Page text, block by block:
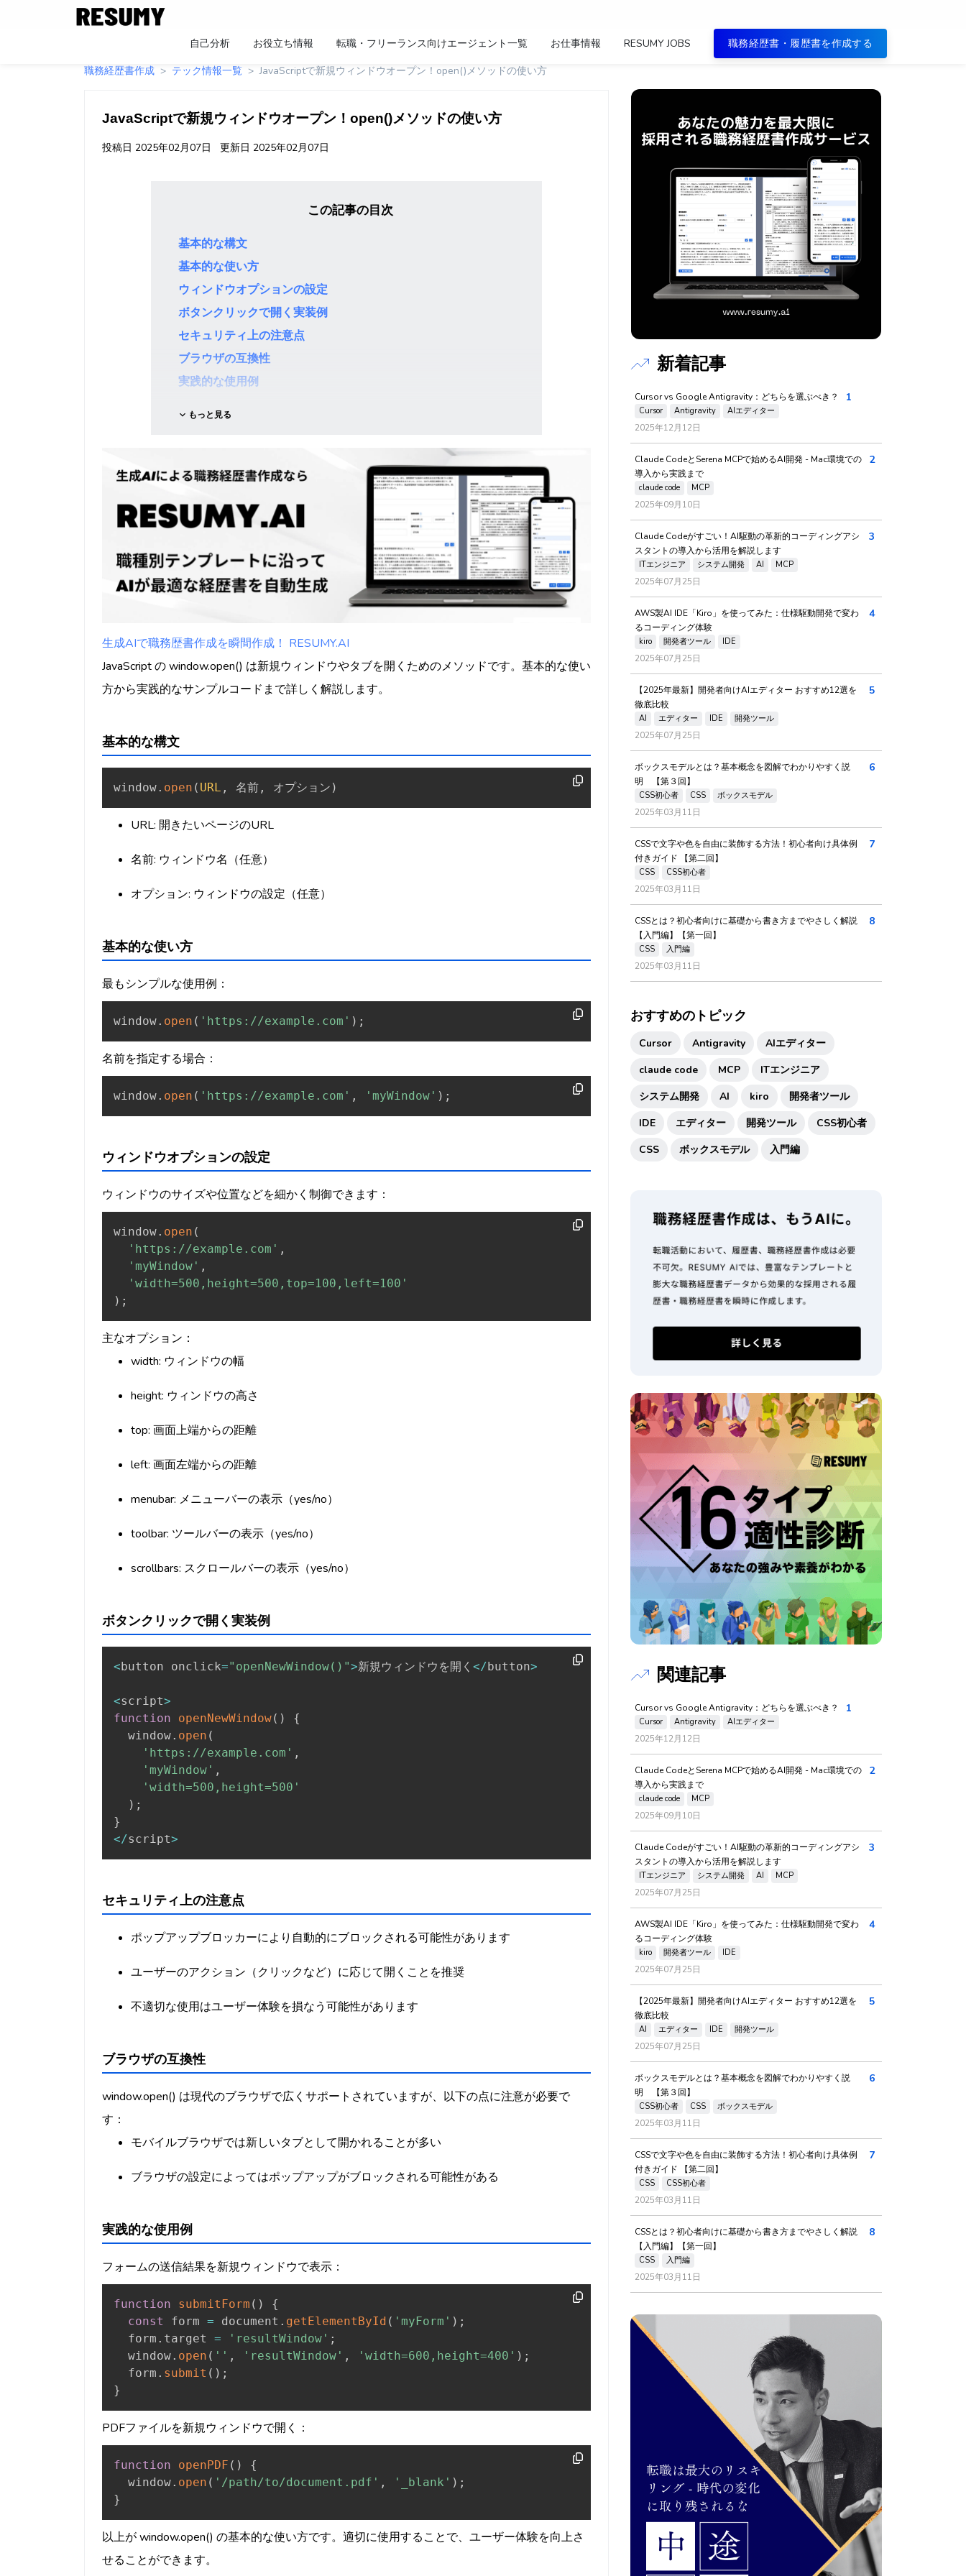
自己分析 お役立ち情報 転職・フリーランス向けエージェント一覧 お仕事情報 RESUMY JOBS
職務経歴書・履歴書を作成する
職務経歴書作成
テック情報一覧 JavaScriptで新規ウィンドウオープン！open()メソッドの使い方
JavaScriptで新規ウィンドウオープン！open()メソッドの使い方
投稿日 2025年02月07日 更新日 2025年02月07日
この記事の目次
基本的な構文
基本的な使い方
ウィンドウオプションの設定
ボタンクリックで開く実装例
セキュリティ上の注意点
ブラウザの互換性
実践的な使用例
もっと見る
生成AIで職務歴書作成を瞬間作成！ RESUMY.AI
JavaScript の window.open() は新規ウィンドウやタブを開くためのメソッドです。基本的な使い
方から実践的なサンプルコードまで詳しく解説します。
基本的な構文
window. open ( URL , 名前 , オプション )
URL: 開きたいページのURL
名前: ウィンドウ名（任意）
オプション: ウィンドウの設定（任意）
基本的な使い方
最もシンプルな使用例：
window. open ( 'https://example.com' ) ;
名前を指定する場合：
window. open ( 'https://example.com' , 'myWindow' ) ;
ウィンドウオプションの設定
ウィンドウのサイズや位置などを細かく制御できます：
window. open (
'https://example.com' ,
'myWindow' ,
'width=500,height=500,top=100,left=100'
) ;
主なオプション：
width: ウィンドウの幅
height: ウィンドウの高さ
top: 画面上端からの距離
left: 画面左端からの距離
menubar: メニューバーの表示（yes/no）
toolbar: ツールバーの表示（yes/no）
scrollbars: スクロールバーの表示（yes/no）
ボタンクリックで開く実装例
< button onclick="openNewWindow()">新規ウィンドウを開く </ button>
<script>
function
openNewWindow( )
{
  window
. open (
'https://example.com' ,
'myWindow' ,
'width=500,height=500'
) ;
}
</script>
セキュリティ上の注意点
ポップアップブロッカーにより自動的にブロックされる可能性があります
ユーザーのアクション（クリックなど）に応じて開くことを推奨
不適切な使用はユーザー体験を損なう可能性があります
ブラウザの互換性
window.open() は現代のブラウザで広くサポートされていますが、以下の点に注意が必要で
す：
モバイルブラウザでは新しいタブとして開かれることが多い
ブラウザの設定によってはポップアップがブロックされる可能性がある
実践的な使用例
フォームの送信結果を新規ウィンドウで表示：
function submitForm ( )
{
const
form = document . getElementById ( 'myForm' ) ;
  form
. target = 'resultWindow' ;
  window
. open ( '' , 'resultWindow' , 'width=600,height=400' ) ;
  form
. submit ( ) ;
}
PDFファイルを新規ウィンドウで開く：
function openPDF ( )
{
  window
. open ( '/path/to/document.pdf' , '_blank' ) ;
}
以上が window.open() の基本的な使い方です。適切に使用することで、ユーザー体験を向上さ
せることができます。
新着記事
Cursor vs Google Antigravity：どちらを選ぶべき？
Cursor Antigravity AIエディター
2025年12月12日
1
Claude CodeとSerena MCPで始めるAI開発 - Mac環境での
導入から実践まで
claude code MCP
2025年09月10日
2
Claude Codeがすごい！AI駆動の革新的コーディングアシ
スタントの導入から活用を解説します
ITエンジニア システム開発 AI MCP
2025年07月25日
3
AWS製AI IDE「Kiro」を使ってみた：仕様駆動開発で変わ
るコーディング体験
kiro 開発者ツール IDE
2025年07月25日
4
【2025年最新】開発者向けAIエディター おすすめ12選を
徹底比較
AI エディター IDE 開発ツール
2025年07月25日
5
ボックスモデルとは？基本概念を図解でわかりやすく説
明 【第３回】
CSS初心者 CSS ボックスモデル
2025年03月11日
6
CSSで文字や色を自由に装飾する方法！初心者向け具体例
付きガイド 【第二回】
CSS CSS初心者
2025年03月11日
7
CSSとは？初心者向けに基礎から書き方までやさしく解説
【入門編】【第一回】
CSS 入門編
2025年03月11日
8
おすすめのトピック
Cursor Antigravity
AIエディター
claude code
MCP
ITエンジニア
システム開発
AI kiro
開発者ツール
IDE
エディター 開発ツール
CSS初心者
CSS
ボックスモデル 入門編
関連記事
Cursor vs Google Antigravity：どちらを選ぶべき？
Cursor Antigravity AIエディター
2025年12月12日
1
Claude CodeとSerena MCPで始めるAI開発 - Mac環境での
導入から実践まで
claude code MCP
2025年09月10日
2
Claude Codeがすごい！AI駆動の革新的コーディングアシ
スタントの導入から活用を解説します
ITエンジニア システム開発 AI MCP
2025年07月25日
3
AWS製AI IDE「Kiro」を使ってみた：仕様駆動開発で変わ
るコーディング体験
kiro 開発者ツール IDE
2025年07月25日
4
【2025年最新】開発者向けAIエディター おすすめ12選を
徹底比較
AI エディター IDE 開発ツール
2025年07月25日
5
ボックスモデルとは？基本概念を図解でわかりやすく説
明 【第３回】
CSS初心者 CSS ボックスモデル
2025年03月11日
6
CSSで文字や色を自由に装飾する方法！初心者向け具体例
付きガイド 【第二回】
CSS CSS初心者
2025年03月11日
7
CSSとは？初心者向けに基礎から書き方までやさしく解説
【入門編】【第一回】
CSS 入門編
2025年03月11日
8